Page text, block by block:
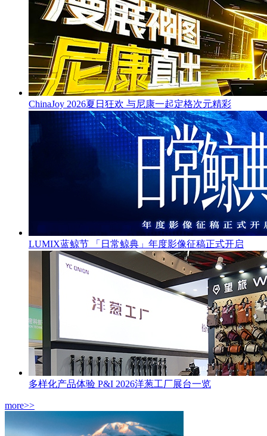
ChinaJoy 2026夏日狂欢 与尼康一起定格次元精彩
LUMIX蓝鲸节 「日常鲸典」年度影像征稿正式开启
多样化产品体验 P&I 2026洋葱工厂展台一览
more>>